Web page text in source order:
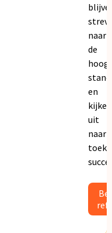
naar
de
en
kijken
uit
naar